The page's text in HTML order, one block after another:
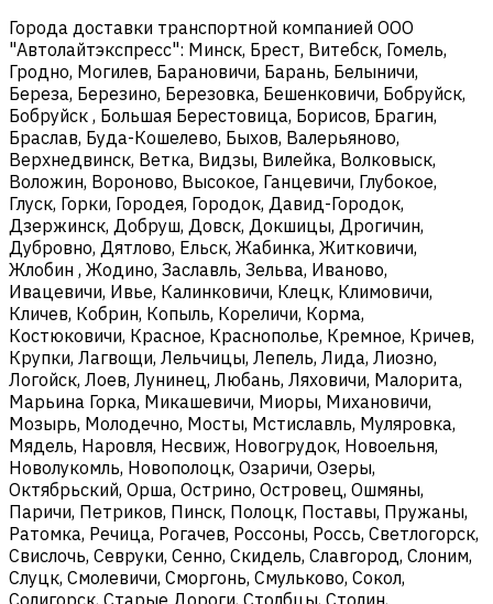
Города доставки транспортной компанией ООО
"Автолайтэкспресс": Минск, Брест, Витебск, Гомель,
Гродно, Могилев, Барановичи, Барань, Белыничи,
Береза, Березино, Березовка, Бешенковичи, Бобруйск,
Бобруйск , Большая Берестовица, Борисов, Брагин,
Браслав, Буда-Кошелево, Быхов, Валерьяново,
Верхнедвинск, Ветка, Видзы, Вилейка, Волковыск,
Воложин, Вороново, Высокое, Ганцевичи, Глубокое,
Глуск, Горки, Городея, Городок, Давид-Городок,
Дзержинск, Добруш, Довск, Докшицы, Дрогичин,
Дубровно, Дятлово, Ельск, Жабинка, Житковичи,
Жлобин , Жодино, Заславль, Зельва, Иваново,
Ивацевичи, Ивье, Калинковичи, Клецк, Климовичи,
Кличев, Кобрин, Копыль, Кореличи, Корма,
Костюковичи, Красное, Краснополье, Кремное, Кричев,
Крупки, Лагвощи, Лельчицы, Лепель, Лида, Лиозно,
Логойск, Лоев, Лунинец, Любань, Ляховичи, Малорита,
Марьина Горка, Микашевичи, Миоры, Михановичи,
Мозырь, Молодечно, Мосты, Мстиславль, Муляровка,
Мядель, Наровля, Несвиж, Новогрудок, Новоельня,
Новолукомль, Новополоцк, Озаричи, Озеры,
Октябрьский, Орша, Острино, Островец, Ошмяны,
Паричи, Петриков, Пинск, Полоцк, Поставы, Пружаны,
Ратомка, Речица, Рогачев, Россоны, Россь, Светлогорск,
Свислочь, Севруки, Сенно, Скидель, Славгород, Слоним,
Слуцк, Смолевичи, Сморгонь, Смульково, Сокол,
Солигорск, Старые Дороги, Столбцы, Столин,